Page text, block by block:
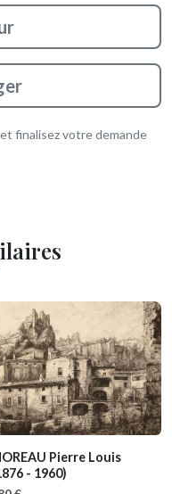
finalisez votre demande
Pierre Louis
- 1960)